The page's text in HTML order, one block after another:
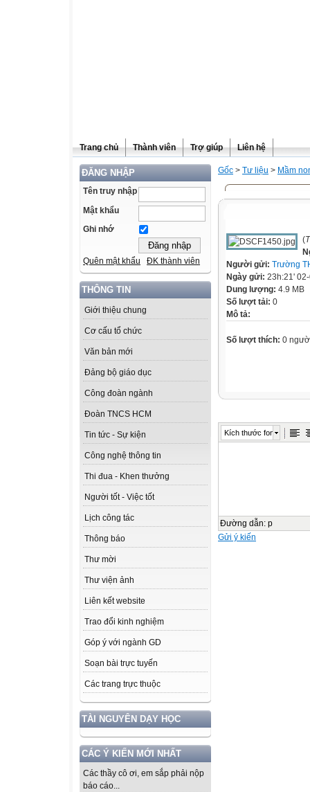
Trang chủ Thành viên Trợ giúp Liên hệ
ĐĂNG NHẬP
Tên truy nhập
Mật khẩu
Ghi nhớ
Quên mật khẩu ĐK thành viên
THÔNG TIN
Giới thiệu chung
Cơ cấu tổ chức
Văn bản mới
Đảng bộ giáo dục
Công đoàn ngành
Đoàn TNCS HCM
Tin tức - Sự kiện
Công nghệ thông tin
Thi đua - Khen thưởng
Người tốt - Việc tốt
Lịch công tác
Thông báo
Thư mời
Thư viện ảnh
Liên kết website
Trao đổi kinh nghiệm
Góp ý với ngành GD
Soạn bài trực tuyến
Các trang trực thuộc
TÀI NGUYÊN DẠY HỌC
CÁC Ý KIẾN MỚI NHẤT
Các thầy cô ơi, em sắp phải nộp
báo cáo...
Gốc > Tư liệu > Mầm
(
Người gửi: Trường
Ngày gửi: 23h:21'
Dung lượng: 4.9 MB
Số lượt tải: 0
Mô tả:
Số lượt thích: 0
Kích thước font
Đường dẫn: p
Gửi ý kiến